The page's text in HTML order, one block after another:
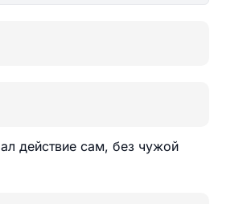
действие сам, без чужой